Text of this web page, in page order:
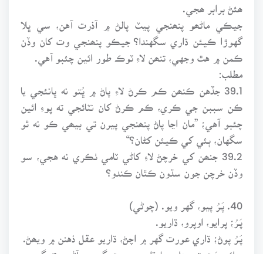
ھئڻ برابر ھجي.
جيڪي ماڻھو پنھنجي پيٽ پالڻ ۾ آذرت آهن، سي ڀلا
گهوڙا ڪيئن ڌاري سگهندا؟ جيڪو پنھنجي وت کان وڏن
ڪمن ۾ هٿ وجهي، تنھن لاءِ ٽوڪ طور ائين چئبو آهي.
مطلب:
39.1 جڏهن ڪنھن ڪم ڪرڻ لاءِ پاڻ ۾ ڀُتو نه ڀانئجي يا
ڪن سببن جي ڪري، ڪم ڪرڻ کان نٽائجي ته پوءِ ائين
چئبو آهي؛ ”مان اڃا پاڻ پنھنجي پيرن تي بيھي ڪو نه ٿو
سگهان، ٻئي کي ڪيئن کڻان؟“
39.2 جنھن کي خرچڻ لاءِ کاڻي ٽامي ٺڪري نه هجي، سو
وڏن خرچن جون سڌون ڪٿان ڪندو؟
پَـرُ؛ پرايو، اوپرو، ڌاريو.
پَـرُ پوڻ؛ ڌاري عورت گهر ۾ اچڻ، ڌاريو عقل ذهنن ۾ ويھڻ.
پرائي مَـتِ تي هلبو يا ڌاري عورت گهر ۾ آڻبي ته گهر ۾